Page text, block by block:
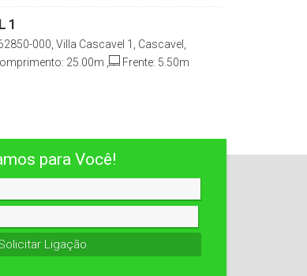
1
000, Villa Cascavel 1, Cascavel,
25 .00m Frente: 5 .50m
para Você!
Ligação